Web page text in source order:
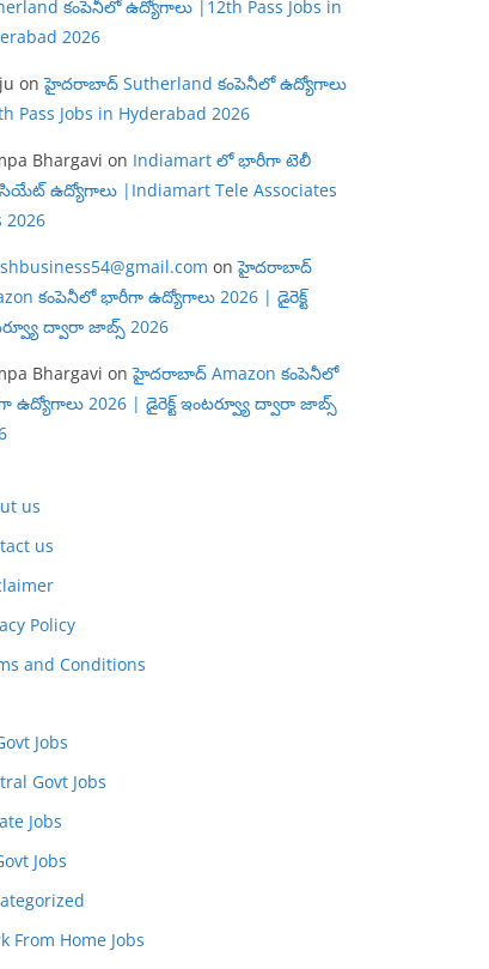
కంపెనీలో ఉద్యోగాలు |12th Pass Jobs in
2026
onహైదరాబాద్ Sutherland కంపెనీలో ఉద్యోగాలు
Pass Jobs in Hyderabad 2026
Bhargavi on Indiamart లో భారీగా టెలీ
ఉద్యోగాలు |Indiamart Tele Associates
2026
onహైదరాబాద్
కంపెనీలో భారీగా ఉద్యోగాలు 2026 | డైరెక్ట్
ద్వారా జాబ్స్ 2026
Bhargavi onహైదరాబాద్ Amazon కంపెనీలో
ఉద్యోగాలు 2026 | డైరెక్ట్ ఇంటర్వ్యూ ద్వారా జాబ్స్
us
us
Policy
and Conditions
Jobs
Govt Jobs
Jobs
Jobs
From Home Jobs